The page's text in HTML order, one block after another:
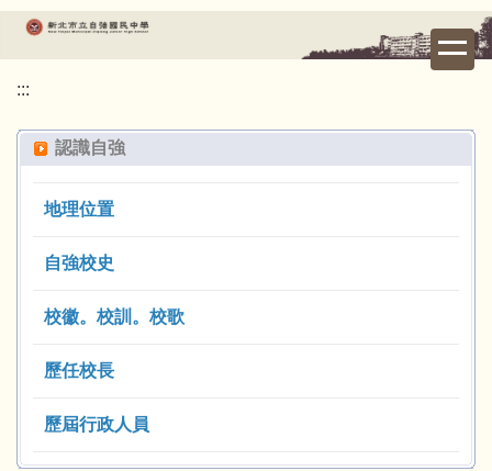
跳
要
:::
認識自強
地理位置
自強校史
校徽。校訓。校歌
歷任校長
歷屆行政人員